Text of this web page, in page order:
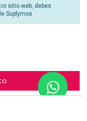
sitio web, debes
Suplymos